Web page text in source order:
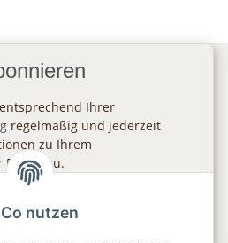
Ihrer
regelmäßig und jederzeit
zu Ihrem
E-Mail zu.
nutzen